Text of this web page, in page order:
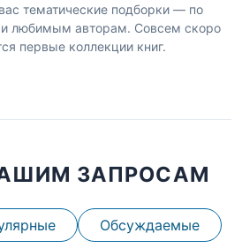
тематические подборки — по
любимым авторам. Совсем скоро
первые коллекции книг.
ЗАПРОСАМ
Обсуждаемые